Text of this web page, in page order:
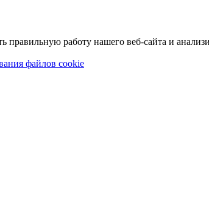
работу нашего веб-сайта и
файлов cookie